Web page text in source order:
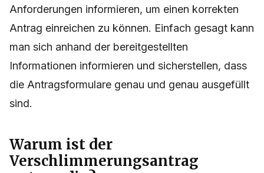
Anforderungen informieren, um einen korrekten
Antrag einreichen zu können. Einfach gesagt kann
man sich anhand der bereitgestellten
Informationen informieren und sicherstellen, dass
die Antragsformulare genau und genau ausgefüllt
sind.
Warum ist der
Verschlimmerungsantrag